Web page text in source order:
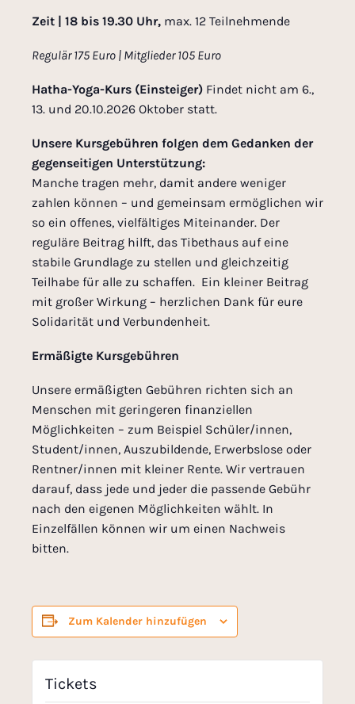
Zeit | 18 bis 19.30 Uhr, max. 12 Teilnehmende
Regulär 175 Euro | Mitglieder 105 Euro
Hatha-Yoga-Kurs (Einsteiger) Findet nicht am 6.,
13. und 20.10.2026 Oktober statt.
Unsere Kursgebühren folgen dem Gedanken der
gegenseitigen Unterstützung:
Manche tragen mehr, damit andere weniger
zahlen können – und gemeinsam ermöglichen wir
so ein offenes, vielfältiges Miteinander. Der
reguläre Beitrag hilft, das Tibethaus auf eine
stabile Grundlage zu stellen und gleichzeitig
Teilhabe für alle zu schaffen. Ein kleiner Beitrag
mit großer Wirkung – herzlichen Dank für eure
Solidarität und Verbundenheit.
Ermäßigte Kursgebühren
Unsere ermäßigten Gebühren richten sich an
Menschen mit geringeren finanziellen
Möglichkeiten – zum Beispiel Schüler/innen,
Student/innen, Auszubildende, Erwerbslose oder
Rentner/innen mit kleiner Rente. Wir vertrauen
darauf, dass jede und jeder die passende Gebühr
nach den eigenen Möglichkeiten wählt. In
Einzelfällen können wir um einen Nachweis
bitten.
Zum Kalender hinzufügen
Tickets